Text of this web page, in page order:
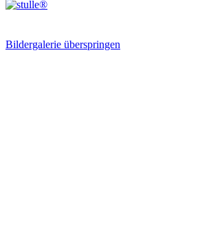
Bildergalerie überspringen